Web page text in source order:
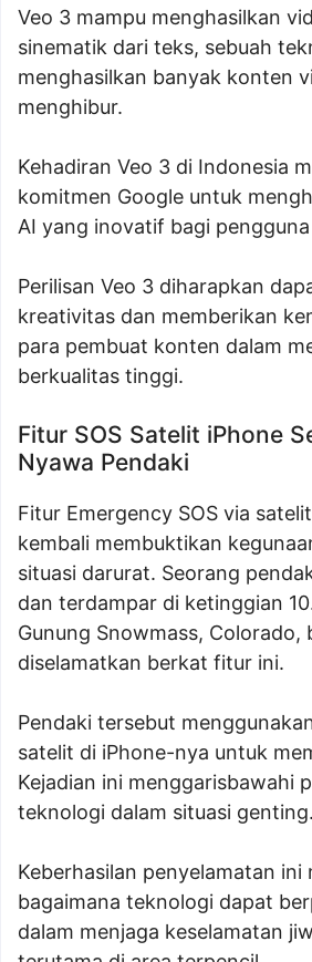
Veo 3 mampu menghasilkan
sinematik dari teks, sebuah
menghasilkan banyak konten
menghibur.
Kehadiran Veo 3 di Indonesia
komitmen Google untuk
AI yang inovatif bagi
Perilisan Veo 3 diharapkan
kreativitas dan memberikan
para pembuat konten dalam
berkualitas tinggi.
Fitur SOS Satelit iPhone
Nyawa Pendaki
Fitur Emergency SOS via
kembali membuktikan
situasi darurat. Seorang
dan terdampar di ketinggian
Gunung Snowmass, Colorado,
diselamatkan berkat fitur ini.
Pendaki tersebut
satelit di iPhone-nya untuk
Kejadian ini menggarisbawahi
teknologi dalam situasi genting.
Keberhasilan penyelamatan ini
bagaimana teknologi dapat
dalam menjaga keselamatan